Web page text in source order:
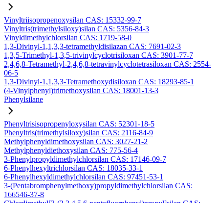
Vinyltriisopropenoxysilan CAS: 15332-99-7
Vinyltris(trimethylsiloxy)silan CAS: 5356-84-3
Vinyldimethylchlorsilan CAS: 1719-58-0
1,3-Divinyl-1,1,3,3-tetramethyldisilazan CAS: 7691-02-3
1,3,5-Trimethyl-1,3,5-trivinylcyclotrisiloxan CAS: 3901-77-7
2,4,6,8-Tetramethyl-2,4,6,8-tetravinylcyclotetrasiloxan CAS: 2554-
06-5
1,3-Divinyl-1,1,3,3-Tetramethoxydisiloxan CAS: 18293-85-1
(4-Vinylphenyl)trimethoxysilan CAS: 18001-13-3
Phenylsilane
Phenyltrisisopropenyloxysilan CAS: 52301-18-5
Phenyltris(trimethylsiloxy)silan CAS: 2116-84-9
Methylphenyldimethoxysilan CAS: 3027-21-2
Methylphenyldiethoxysilan CAS: 775-56-4
3-Phenylpropyldimethylchlorsilan CAS: 17146-09-7
6-Phenylhexyltrichlorsilan CAS: 18035-33-1
6-Phenylhexyldimethylchlorsilan CAS: 97451-53-1
3-(Pentabromphenylmethoxy)propyldimethylchlorsilan CAS:
166546-37-8